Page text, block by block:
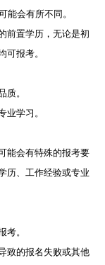
会有所不同。
置学历，无论是初
可报考。
。
学习。
会有特殊的报考要
历、工作经验或专业
。
的报名失败或其他